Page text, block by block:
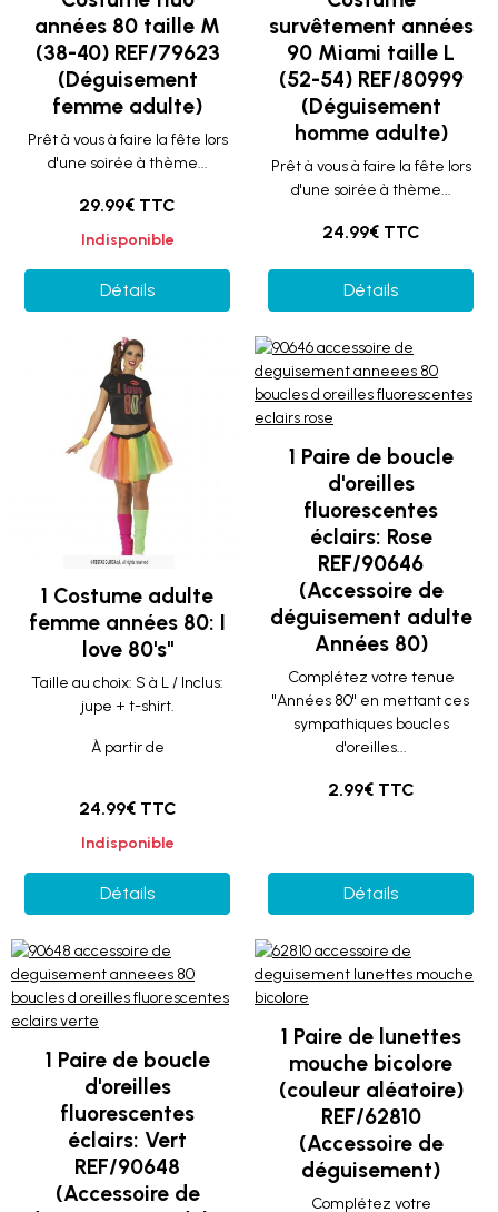
années 80 taille M
(38-40) REF/79623
(Déguisement
femme adulte)
Prêt à vous à faire la fête lors
d'une soirée à thème...
29.99€ TTC
Indisponible
Détails
survêtement années
90 Miami taille L
(52-54) REF/80999
(Déguisement
homme adulte)
Prêt à vous à faire la fête lors
d'une soirée à thème...
24.99€ TTC
Détails
1 Costume adulte
femme années 80: I
love 80's"
Taille au choix: S à L / Inclus:
jupe + t-shirt.
À partir de
24.99€ TTC
Indisponible
Détails
1 Paire de boucle
d'oreilles
fluorescentes
éclairs: Rose
REF/90646
(Accessoire de
déguisement adulte
Années 80)
Complétez votre tenue
"Années 80" en mettant ces
sympathiques boucles
d'oreilles...
2.99€ TTC
Détails
1 Paire de boucle
d'oreilles
fluorescentes
éclairs: Vert
REF/90648
(Accessoire de
1 Paire de lunettes
mouche bicolore
(couleur aléatoire)
REF/62810
(Accessoire de
déguisement)
Complétez votre